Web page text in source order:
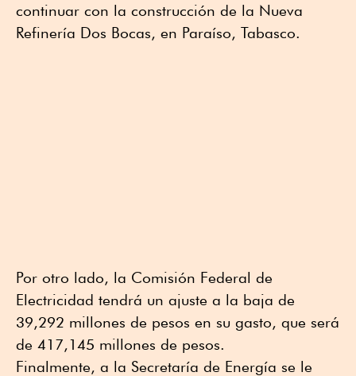
continuar con la construcción de la Nueva
Refinería Dos Bocas, en Paraíso, Tabasco.
Por otro lado, la Comisión Federal de
Electricidad tendrá un ajuste a la baja de
39,292 millones de pesos en su gasto, que será
de 417,145 millones de pesos.
Finalmente, a la Secretaría de Energía se le